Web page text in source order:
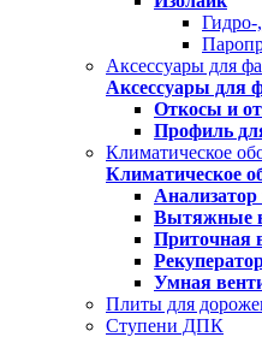
Гидро-
Аксессуары для
Аксессуары для
Откосы и
Профиль
Климатическое
Климатическое
Анализатор
Вытяжные
Приточная
Умная
Плиты для
Ступени ДПК